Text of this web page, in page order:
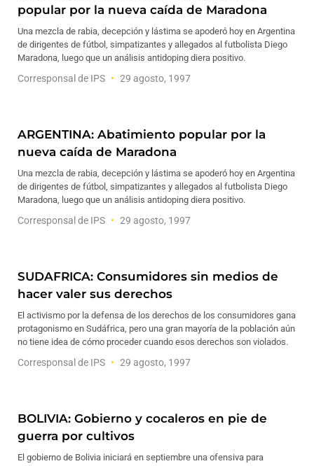
popular por la nueva caída de Maradona
Una mezcla de rabia, decepción y lástima se apoderó hoy en Argentina
de dirigentes de fútbol, simpatizantes y allegados al futbolista Diego
Maradona, luego que un análisis antidoping diera positivo.
Corresponsal de IPS 29 agosto, 1997
ARGENTINA: Abatimiento popular por la
nueva caída de Maradona
Una mezcla de rabia, decepción y lástima se apoderó hoy en Argentina
de dirigentes de fútbol, simpatizantes y allegados al futbolista Diego
Maradona, luego que un análisis antidoping diera positivo.
Corresponsal de IPS 29 agosto, 1997
SUDAFRICA: Consumidores sin medios de
hacer valer sus derechos
El activismo por la defensa de los derechos de los consumidores gana
protagonismo en Sudáfrica, pero una gran mayoría de la población aún
no tiene idea de cómo proceder cuando esos derechos son violados.
Corresponsal de IPS 29 agosto, 1997
BOLIVIA: Gobierno y cocaleros en pie de
guerra por cultivos
El gobierno de Bolivia iniciará en septiembre una ofensiva para